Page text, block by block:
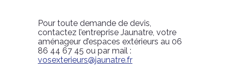
Pour toute demande de devis,
contactez l’entreprise Jaunatre, votre
aménageur d’espaces extérieurs au 06
86 44 67 45 ou par mail :
vosexterieurs@jaunatre.fr